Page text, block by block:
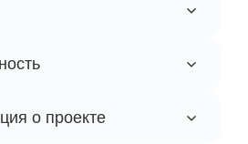
о проекте